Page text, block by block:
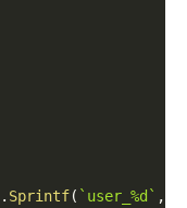
. Sprintf( `user_%d` ,